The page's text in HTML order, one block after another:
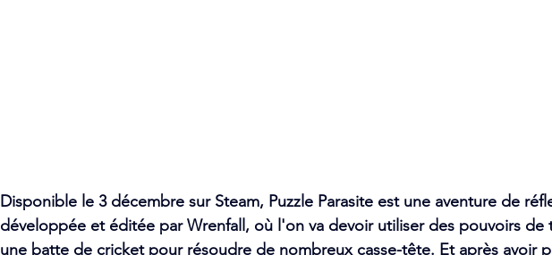
Disponible le 3 décembre sur Steam, Puzzle Parasite est une aventure de
développée et éditée par Wrenfall, où l'on va devoir utiliser des pouvoirs de
une batte de cricket pour résoudre de nombreux casse-tête. Et après avoir